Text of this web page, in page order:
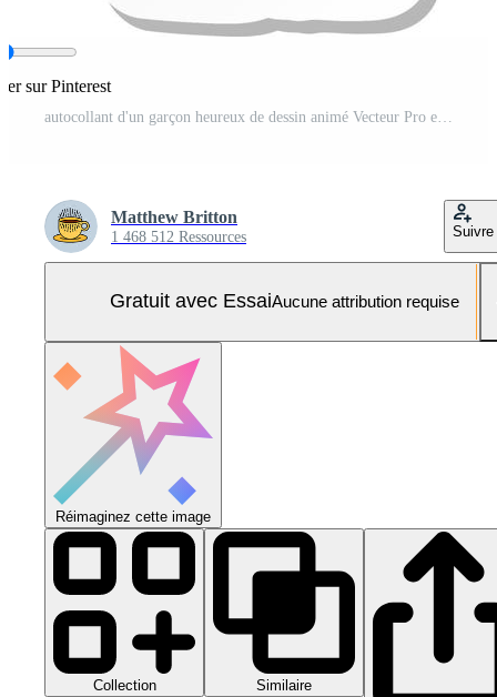
sur Pinterest
Matthew Britton
1 468 512 Ressources Suivre
Gratuit avec EssaiAucune attribution requise
Réimaginez cette image
Collection Similaire